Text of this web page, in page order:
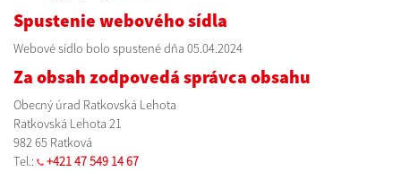
Spustenie webového sídla
Webové sídlo bolo spustené dňa 05.04.2024
Za obsah zodpovedá správca obsahu
Obecný úrad Ratkovská Lehota
Ratkovská Lehota 21
982 65 Ratková
Tel.:
+421 47 549 14 67